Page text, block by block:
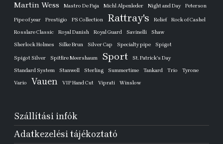
Martin Wess Mastro De Paja Michl Alpenleder Night and Day Peterson
Pipe of year Prestigio PS Collection Rattray's Relief
Rock of Cashel
Rosslare Classic
Royal Danish Royal Guard Savinelli
Shaw
Sherlock Holmes
Silke Brun Silver Cap Specialty pipe Spigot
Spigot Silver Spitfire Meershaum Sport
St. Patrick's Day
Standard System
Stanwell Sterling Summertime Tankard Trio
Tyrone
Vario
Vauen VIP Hand Cut Viprati Winslow
Szállítási infók
Adatkezelési tájékoztató